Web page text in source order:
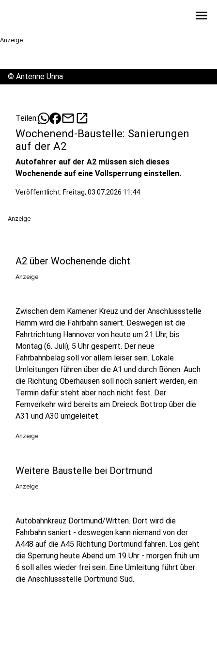
menu
Anzeige
© Antenne Unna
Teilen: mailopen_in_new
Wochenend-Baustelle: Sanierungen
auf der A2
Autofahrer auf der A2 müssen sich dieses
Wochenende auf eine Vollsperrung einstellen.
Veröffentlicht: Freitag, 03.07.2026 11:44
Anzeige
A2 über Wochenende dicht
Anzeige
Zwischen dem Kamener Kreuz und der Anschlussstelle
Hamm wird die Fahrbahn saniert. Deswegen ist die
Fahrtrichtung Hannover von heute um 21 Uhr, bis
Montag (6. Juli), 5 Uhr gesperrt. Der neue
Fahrbahnbelag soll vor allem leiser sein. Lokale
Umleitungen führen über die A1 und durch Bönen. Auch
die Richtung Oberhausen soll noch saniert werden, ein
Termin dafür steht aber noch nicht fest. Der
Fernverkehr wird bereits am Dreieck Bottrop über die
A31 und A30 umgeleitet.
Anzeige
Weitere Baustelle bei Dortmund
Anzeige
Autobahnkreuz Dortmund/Witten. Dort wird die
Fahrbahn saniert - deswegen kann niemand von der
A448 auf die A45 Richtung Dortmund fahren. Los geht
die Sperrung heute Abend um 19 Uhr - morgen früh um
6 soll alles wieder frei sein. Eine Umleitung führt über
die Anschlussstelle Dortmund Süd.